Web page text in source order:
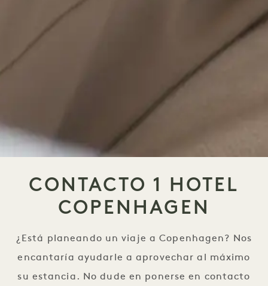
CONTACTO 1 HOTEL
COPENHAGEN
¿Está planeando un viaje a Copenhagen? Nos
encantaría ayudarle a aprovechar al máximo
su estancia. No dude en ponerse en contacto